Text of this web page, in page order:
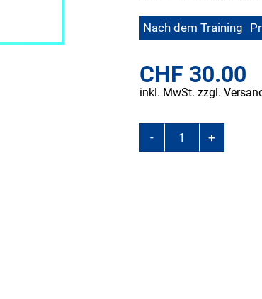
Nach dem Training
CHF 30.00
inkl. MwSt. zzgl.
-
INKOSPOR
+